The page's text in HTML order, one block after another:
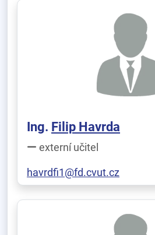
Ing. Filip Havrda
externí učitel
havrdfi1@fd.cvut.cz